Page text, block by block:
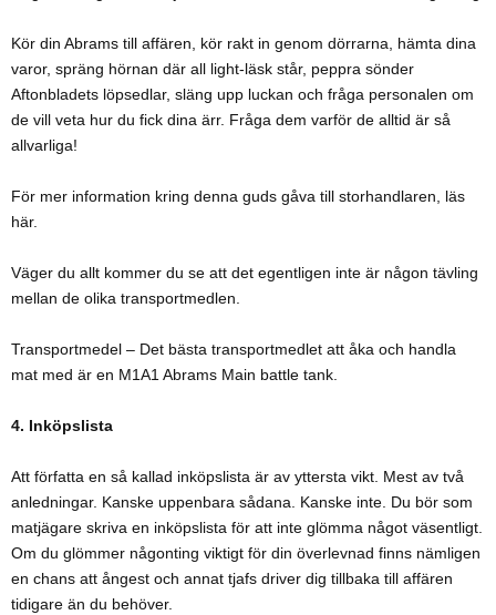
Kör din Abrams till affären, kör rakt in genom dörrarna, hämta dina
varor, spräng hörnan där all light-läsk står, peppra sönder
Aftonbladets löpsedlar, släng upp luckan och fråga personalen om
de vill veta hur du fick dina ärr. Fråga dem varför de alltid är så
allvarliga!
För mer information kring denna guds gåva till storhandlaren, läs
här.
Väger du allt kommer du se att det egentligen inte är någon tävling
mellan de olika transportmedlen.
Transportmedel – Det bästa transportmedlet att åka och handla
mat med är en M1A1 Abrams Main battle tank.
4. Inköpslista
Att författa en så kallad inköpslista är av yttersta vikt. Mest av två
anledningar. Kanske uppenbara sådana. Kanske inte. Du bör som
matjägare skriva en inköpslista för att inte glömma något väsentligt.
Om du glömmer någonting viktigt för din överlevnad finns nämligen
en chans att ångest och annat tjafs driver dig tillbaka till affären
tidigare än du behöver.